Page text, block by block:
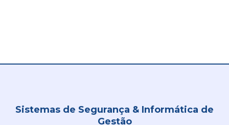
Sistemas de Segurança & Informática de
Gestão